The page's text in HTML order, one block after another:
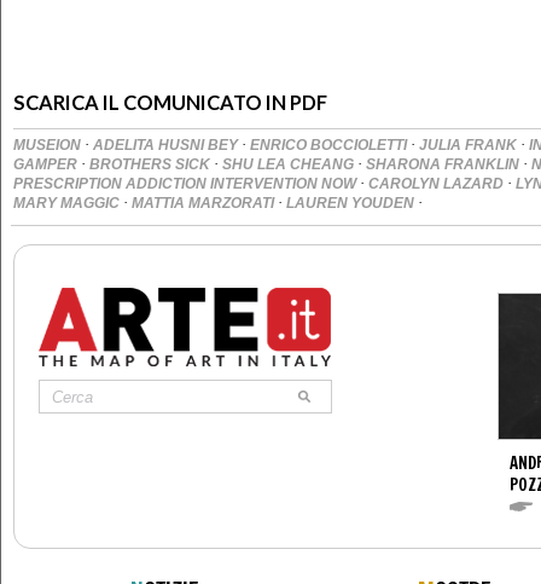
SCARICA IL COMUNICATO IN PDF
MUSEION · ADELITA HUSNI BEY · ENRICO BOCCIOLETTI · JULIA FRANK ·
GAMPER · BROTHERS SICK · SHU LEA CHEANG · SHARONA FRANKLIN ·
PRESCRIPTION ADDICTION INTERVENTION NOW · CAROLYN LAZARD ·
MARY MAGGIC · MATTIA MARZORATI · LAUREN YOUDEN ·